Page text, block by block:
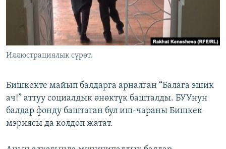
ЫҢГАЙСЫЗ СУРООЛОР
ЭЕ/АРнун бардык сайттары
Иллюстрациялык сүрөт.
Бишкекте майып балдарга арналган “Балага эшик
ач!” аттуу социалдык өнөктүк башталды. БУУнун
балдар фонду баштаган бул иш-чараны Бишкек
мэриясы да колдоп жатат.